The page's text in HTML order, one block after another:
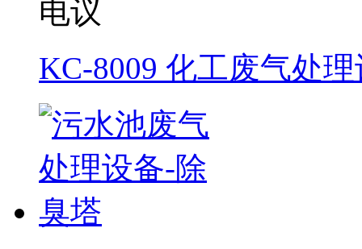
电议
KC-8009 化工废气处